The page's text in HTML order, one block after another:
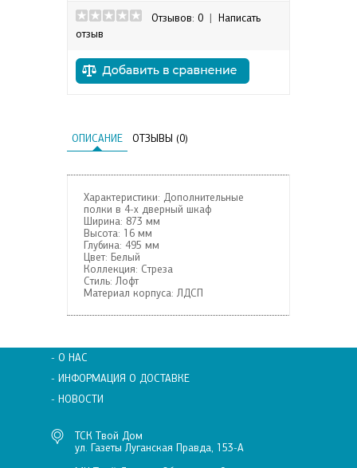
Отзывов: 0
Написать
отзыв
ОПИСАНИЕ ОТЗЫВЫ (0)
Характеристики: Дополнительные
полки в 4-х дверный шкаф
Ширина: 873 мм
Высота: 16 мм
Глубина: 495 мм
Цвет: Белый
Коллекция: Стреза
Стиль: Лофт
Материал корпуса: ЛДСП
- О НАС
- ИНФОРМАЦИЯ О ДОСТАВКЕ
- НОВОСТИ
ТСК Твой Дом
ул. Газеты Луганская Правда, 153-А